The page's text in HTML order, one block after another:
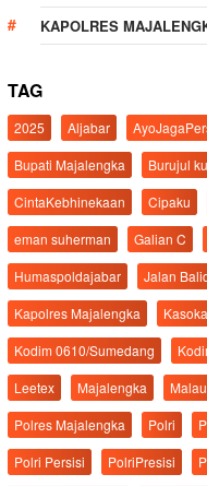
KAPOLRES
TAG
2025 Aljabar
Bupati Majalengka
Burujul
CintaKebhinekaan
Cipaku
eman suherman
Galian C
Humaspoldajabar
Jalan
Kapolres Majalengka
Kodim 0610/Sumedang
Leetex
Majalengka
Polres Majalengka
Polri
Polri Persisi
PolriPresisi